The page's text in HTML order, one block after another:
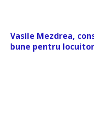
Vasile Mezdrea,
bune pentru